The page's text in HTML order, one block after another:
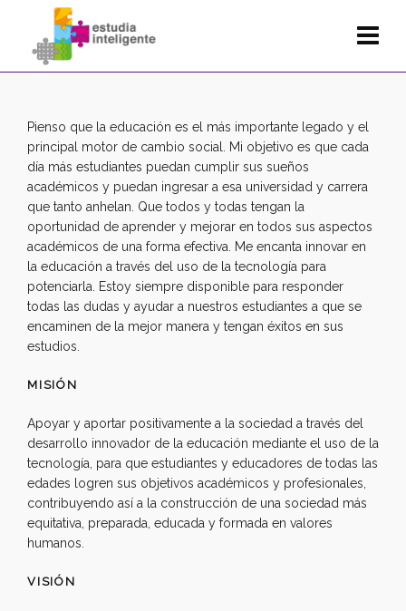
Pienso que la educación es el más importante legado y el
principal motor de cambio social. Mi objetivo es que cada
día más estudiantes puedan cumplir sus sueños
académicos y puedan ingresar a esa universidad y carrera
que tanto anhelan. Que todos y todas tengan la
oportunidad de aprender y mejorar en todos sus aspectos
académicos de una forma efectiva. Me encanta innovar en
la educación a través del uso de la tecnología para
potenciarla. Estoy siempre disponible para responder
todas las dudas y ayudar a nuestros estudiantes a que se
encaminen de la mejor manera y tengan éxitos en sus
estudios.
MISIÓN
Apoyar y aportar positivamente a la sociedad a través del
desarrollo innovador de la educación mediante el uso de la
tecnología, para que estudiantes y educadores de todas las
edades logren sus objetivos académicos y profesionales,
contribuyendo así a la construcción de una sociedad más
equitativa, preparada, educada y formada en valores
humanos.
VISIÓN